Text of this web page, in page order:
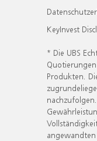
KeyInvest
* Die UBS
Produkten.